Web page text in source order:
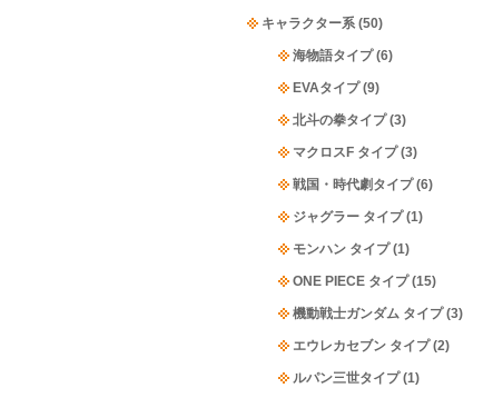
キャラクター系 (50)
海物語タイプ(6)
EVAタイプ(9)
北斗の拳タイプ(3)
マクロスF タイプ(3)
戦国・時代劇タイプ(6)
ジャグラー タイプ(1)
モンハン タイプ(1)
ONE PIECE タイプ(15)
機動戦士ガンダム タイプ(3)
エウレカセブン タイプ(2)
ルパン三世タイプ(1)